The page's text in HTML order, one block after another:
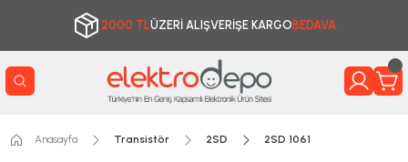
2000 TLÜZERİ ALIŞVERİŞE KARGO BEDAVA
Anasayfa Transistör 2SD 2SD 1061